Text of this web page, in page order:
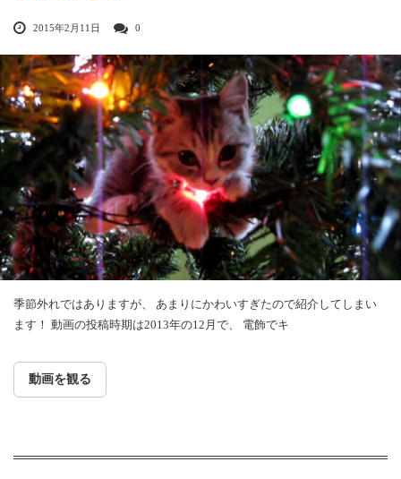
2015年2月11日 0
季節外れではありますが、 あまりにかわいすぎたので紹介してしまい
ます！ 動画の投稿時期は2013年の12月で、 電飾でキ
動画を観る